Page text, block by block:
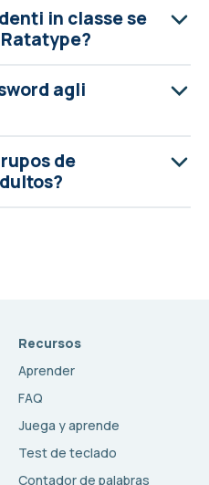
in classe se
agli
de
Recursos
Aprender
FAQ
Juega y aprende
Test de teclado
Contador de palabras